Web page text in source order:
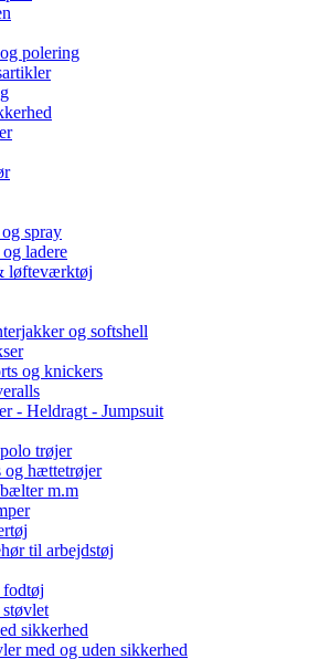
polering
spray
ladere
løfteværktøj
og softshell
og knickers
- Heldragt - Jumpsuit
trøjer
og hættetrøjer
m.m
til arbejdstøj
fodtøj
sikkerhed
med og uden sikkerhed